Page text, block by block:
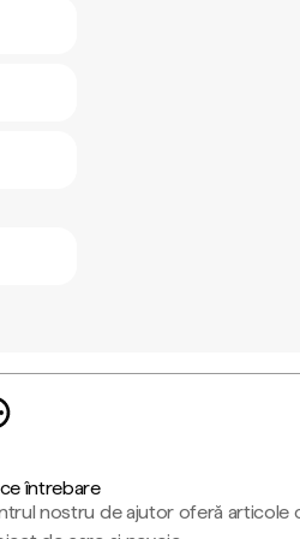
întrebare
nostru de ajutor oferă articole